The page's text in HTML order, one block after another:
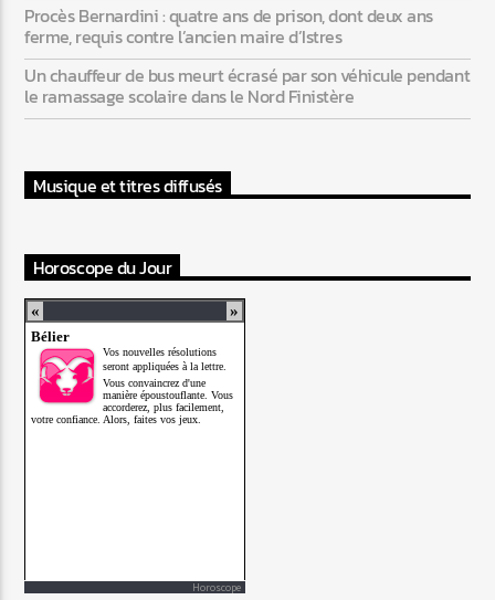
Procès Bernardini : quatre ans de prison, dont deux ans
ferme, requis contre l’ancien maire d’Istres
Un chauffeur de bus meurt écrasé par son véhicule pendant
le ramassage scolaire dans le Nord Finistère
Musique et titres diffusés
Horoscope du Jour
Horoscope